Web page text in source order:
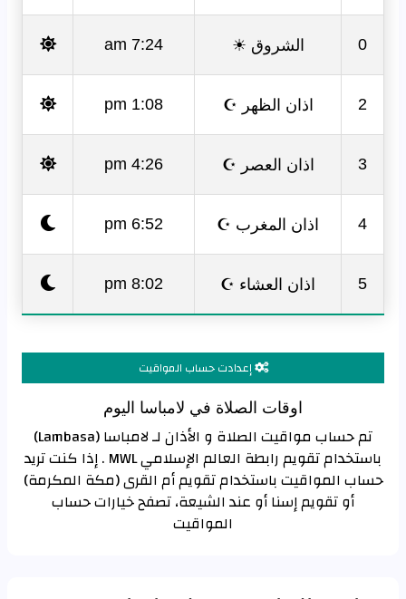
0 الشروق ☀ 7:24 am
2 اذان الظهر ☪ 1:08 pm
3 اذان العصر ☪ 4:26 pm
4 اذان المغرب ☪ 6:52 pm
5 اذان العشاء ☪ 8:02 pm
إعدادت حساب المواقيت
اوقات الصلاة في لامباسا اليوم
تم حساب مواقيت الصلاة و الأذان لـ لامباسا (Lambasa)
باستخدام تقويم رابطة العالم الإسلامي MWL . إذا كنت تريد
حساب المواقيت باستخدام تقويم أم القرى (مكة المكرمة)
أو تقويم إسنا أو عند الشيعة، تصفح خيارات حساب
المواقيت